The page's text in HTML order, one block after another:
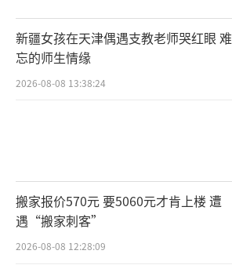
新疆女孩在天津偶遇支教老师哭红眼 难
忘的师生情缘
2026-08-08 13:38:24
搬家报价570元 要5060元才肯上楼 遭
遇“搬家刺客”
2026-08-08 12:28:09